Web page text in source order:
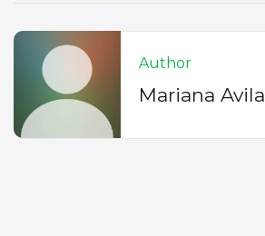
Author
Mariana Avila